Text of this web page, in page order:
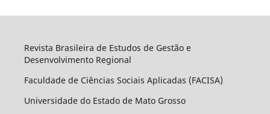
Revista Brasileira de Estudos de Gestão e
Desenvolvimento Regional
Faculdade de Ciências Sociais Aplicadas (FACISA)
Universidade do Estado de Mato Grosso